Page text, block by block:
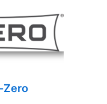
Zero